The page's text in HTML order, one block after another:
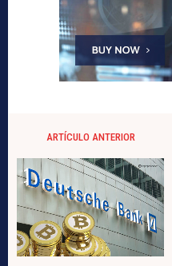
ARTÍCULO ANTERIOR